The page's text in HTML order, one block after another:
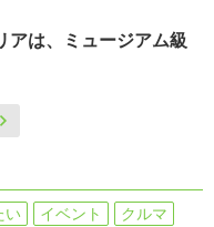
アは、ミュージアム級
い イベント
クルマ